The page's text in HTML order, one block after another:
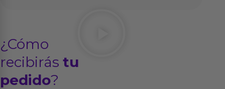
¿Cómo
recibirás tu
pedido?